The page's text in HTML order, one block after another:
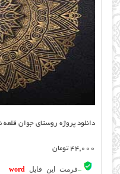
دانلود پروژه روستای جوان
44,000 تومان
–فرمت این فایل word